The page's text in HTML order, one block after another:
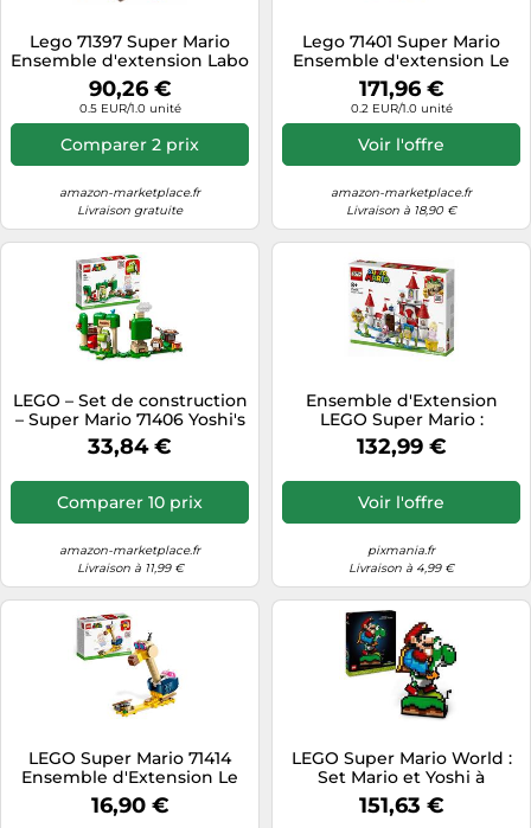
Tondeuses cheveux & barbe
Téléphonie
Téléviseurs
Télévision & vidéo
Électroménager
Lego 71397 Super Mario
Ensemble d'extension Labo
et Ectoblast de Luigi’s
Mansion™
90,26 €
0.5 EUR/1.0 unité
Comparer 2 prix
amazon-marketplace.fr
Livraison gratuite
Lego 71401 Super Mario
Ensemble d'extension Le
Cache-Cache hanté de
Luigi’s Mansion™
171,96 €
0.2 EUR/1.0 unité
Voir l'offre
amazon-marketplace.fr
Livraison à 18,90 €
LEGO – Set de construction
– Super Mario 71406 Yoshi's
Gift House
33,84 €
Comparer 10 prix
amazon-marketplace.fr
Livraison à 11,99 €
Ensemble d'Extension
LEGO Super Mario :
Château de Peach (71408)
132,99 €
Voir l'offre
pixmania.fr
Livraison à 4,99 €
LEGO Super Mario 71414
Ensemble d'Extension Le
Casse-Tête de Pico Condor,
Jouet à Combiner avec
16,90 €
LEGO Super Mario World :
Set Mario et Yoshi à
Collectionner
151,63 €